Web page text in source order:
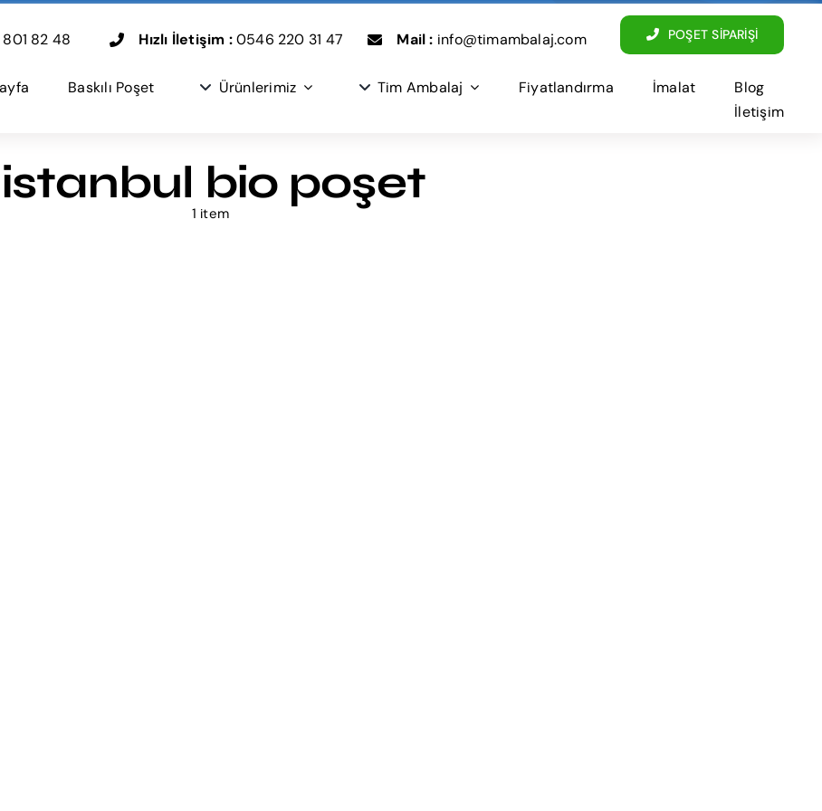
801 82 48 Hızlı İletişim :0546 220 31 47 Mail : info@timambalaj.com POŞET SİPARİŞİ
Baskılı Poşet Ürünlerimiz Tim Ambalaj Fiyatlandırma İmalat
Blog
İletişim
istanbul bio poşet
1 item